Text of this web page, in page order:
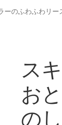
のふわふわリー
ス
お
の